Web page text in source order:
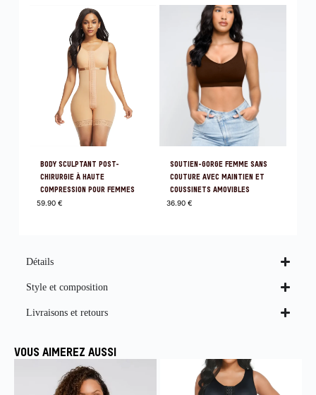
BODY SCULPTANT POST-
CHIRURGIE À HAUTE
COMPRESSION POUR FEMMES
59.90 €
SOUTIEN-GORGE FEMME SANS
COUTURE AVEC MAINTIEN ET
COUSSINETS AMOVIBLES
36.90€
Détails
Style et composition
Livraisons et retours
VOUS AIMEREZ AUSSI